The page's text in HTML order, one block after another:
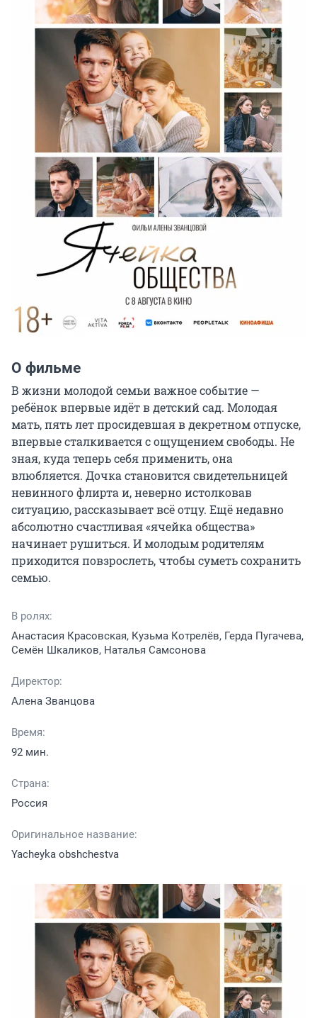
О фильме
В жизни молодой семьи важное событие —
ребёнок впервые идёт в детский сад. Молодая
мать, пять лет просидевшая в декретном отпуске,
впервые сталкивается с ощущением свободы. Не
зная, куда теперь себя применить, она
влюбляется. Дочка становится свидетельницей
невинного флирта и, неверно истолковав
ситуацию, рассказывает всё отцу. Ещё недавно
абсолютно счастливая «ячейка общества»
начинает рушиться. И молодым родителям
приходится повзрослеть, чтобы суметь сохранить
семью.
В ролях:
Анастасия Красовская, Кузьма Котрелёв, Герда Пугачева,
Семён Шкаликов, Наталья Самсонова
Директор:
Алена Званцова
Время:
92 мин.
Страна:
Россия
Оригинальное название:
Yacheyka obshchestva